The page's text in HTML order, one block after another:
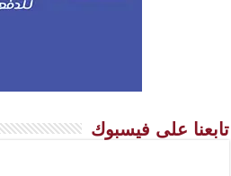
تابعنا على فيسبوك